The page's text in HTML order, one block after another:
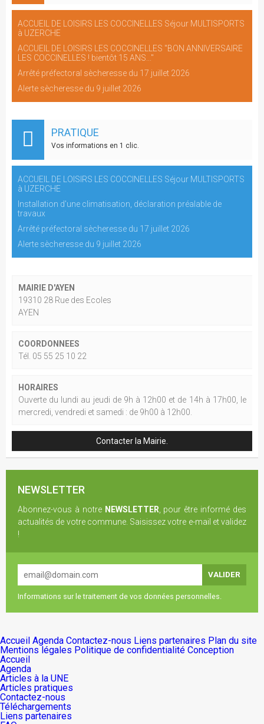
ACCUEIL DE LOISIRS LES COCCINELLES Séjour MULTISPORTS
à UZERCHE
ACCUEIL DE LOISIRS LES COCCINELLES "BON ANNIVERSAIRE
LES COCCINELLES ! bientôt 15 ANS..."
Arrêté préfectoral sècheresse du 17 juillet 2026
Alerte sècheresse du 9 juillet 2026
PRATIQUE
Vos informations en 1 clic.
ACCUEIL DE LOISIRS LES COCCINELLES Séjour MULTISPORTS
à UZERCHE
Installation d'une climatisation, déclaration préalable de
travaux
Arrêté préfectoral sècheresse du 17 juillet 2026
Alerte sècheresse du 9 juillet 2026
MAIRIE D'AYEN
19310 28 Rue des Ecoles
AYEN
COORDONNEES
Tél. 05 55 25 10 22
HORAIRES
Ouverte du lundi au jeudi de 9h à 12h00 et de 14h à 17h00, le
mercredi, vendredi et samedi : de 9h00 à 12h00.
Contacter la Mairie.
NEWSLETTER
Abonnez-vous à notre NEWSLETTER , pour être informé des
actualités de votre commune. Saisissez votre e-mail et validez
!
Informations sur le traitement de vos données personnelles.
Accueil Agenda Contactez-nous Liens partenaires Plan du site
Mentions légales Politique de confidentialité Conception
Accueil
Agenda
Articles à la UNE
Articles pratiques
Contactez-nous
Téléchargements
Liens partenaires